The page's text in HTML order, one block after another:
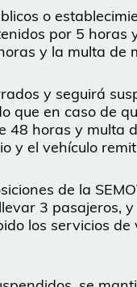
o
por 5 horas
y la multa de
y seguirá
que en caso de
48 horas y multa
y el vehículo
de la
3 pasajeros,
los servicios